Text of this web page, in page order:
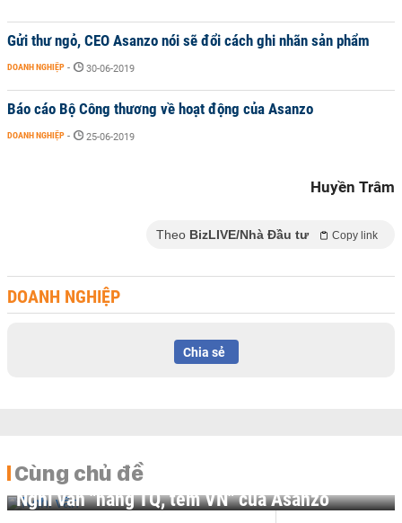
Gửi thư ngỏ, CEO Asanzo nói sẽ đổi cách ghi nhãn sản phẩm
DOANH NGHIỆP - 30-06-2019
Báo cáo Bộ Công thương về hoạt động của Asanzo
DOANH NGHIỆP - 25-06-2019
Huyền Trâm
Theo BizLIVE/Nhà Đầu tư Copy link
DOANH NGHIỆP
Chia sẻ
Cùng chủ đề
Nghi vấn "hàng TQ, tem VN" của Asanzo